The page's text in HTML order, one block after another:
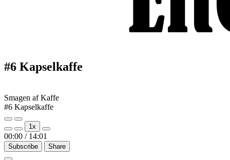
#6 Kapselkaffe
Smagen af Kaffe
#6 Kapselkaffe
Play
Episode
Pause
Episode
1x
00:00 / 14:01
Subscribe Share